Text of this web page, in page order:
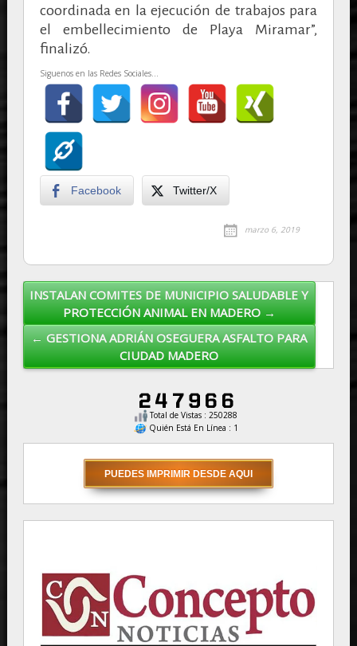
coordinada en la ejecución de trabajos para
el embellecimiento de Playa Miramar”,
finalizó.
Siguenos en las Redes Sociales...
Facebook Twitter/X
marzo 6, 2019
Post navigation
INSTALAN COMITES DE MUNICIPIO SALUDABLE Y
PROTECCIÓN ANIMAL EN MADERO →
← GESTIONA ADRIÁN OSEGUERA ASFALTO PARA
CIUDAD MADERO
Total de Vistas : 250288
Quién Está En Línea : 1